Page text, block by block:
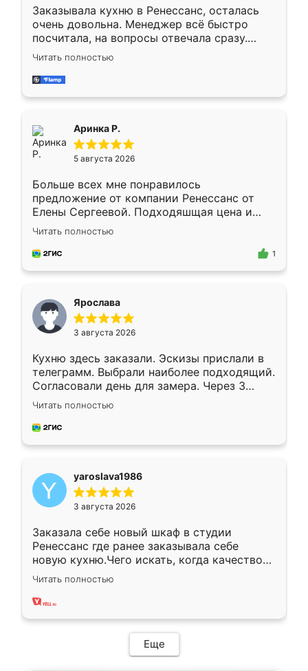
Заказывала кухню в Ренессанс, осталась
очень довольна. Менеджер всё быстро
посчитала, на вопросы отвечала сразу.
Замерщик приехал в субботу, подошёл к
делу со всей ответственностью. Собрали
за день, ребята работали аккуратно, даже
Читать полностью
Аринка Р.
5 августа 2026
Больше всех мне понравилось
предложение от компании Ренессанс от
Елены Сергеевой. Подходяшщая цена и
короткие сроки изготовления. Приехавший
для замера сотрудник Владислав
предложил по моему эскизу самый
Читать полностью
1
Ярослава
3 августа 2026
Кухню здесь заказали. Эскизы прислали в
телеграмм. Выбрали наиболее подходящий.
Согласовали день для замера. Через 3
недели кухня была уже готова. Остались
довольны работой. Спасибо Ренессанс
мебель за качественную работу!
Читать полностью
yaroslava1986
3 августа 2026
Заказала себе новый шкаф в студии
Ренессанс где ранее заказывала себе
новую кухню.Чего искать, когда качеством
вполне довольна. Служит кухня уже почти
два года, нареканий нет.
Читать полностью
Еще